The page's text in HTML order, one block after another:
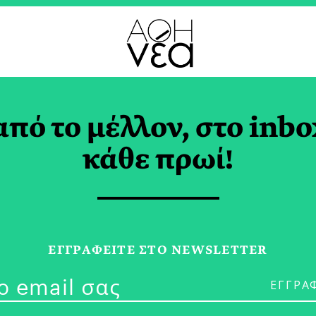
Οι
Μοιραζόμαστε
το μέλλον, στο
κάθε πρωί!
ΕΓΓPΑΦΕΙΤΕ ΣΤΟ NEWSLETTER